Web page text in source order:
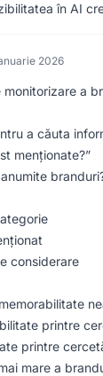
în AI
2026
a
a căuta
menționate?”
considerare
printre
printre
mare a